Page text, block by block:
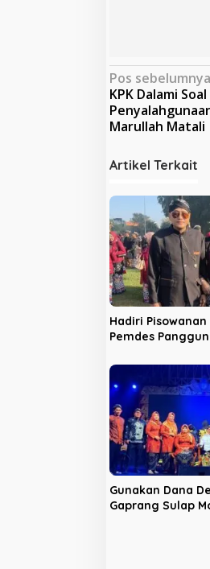
N
a
v
g
a
s
i
p
o
s
Pos sebelumnya
KPK Dalami
Marullah Matali
Artikel Terkait
Hadiri
Pemdes
Kawruh’
Gunakan Dana
Gaprang Sulap